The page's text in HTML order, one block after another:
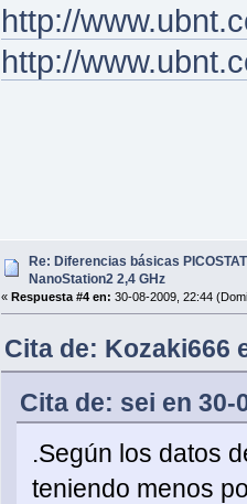
http://
http://
Re: Diferencias básicas
NanoStation2 2,4 GHz
« Respuesta #4 en: 30-08-2009, 22:44
Cita de: Kozaki666
Cita de: sei en 30-
.Según los datos
teniendo menos